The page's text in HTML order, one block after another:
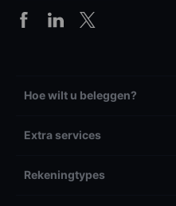
Hoe wilt u beleggen?
Extra services
Rekeningtypes